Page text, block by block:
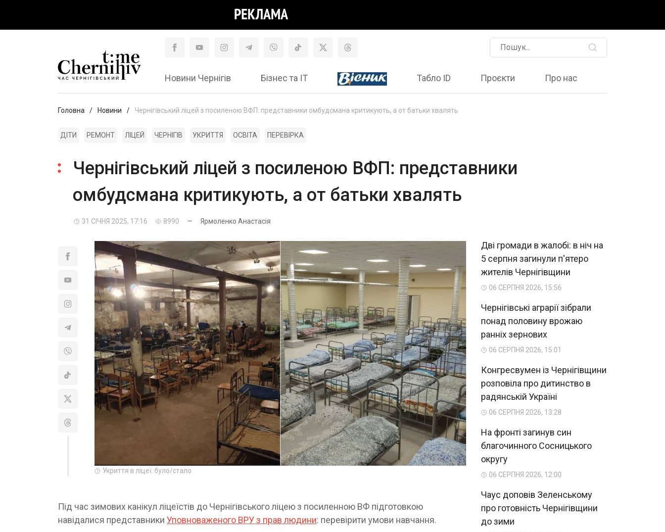
Новини Чернігів Бізнес та ІТ Табло ID Проєкти Про нас
Головна Новини Чернігівський ліцей з посиленою ВФП: представники омбудсмана критикують, а от батьки хвалять
ДІТИ РЕМОНТ ЛІЦЕЙ ЧЕРНІГІВ УКРИТТЯ ОСВІТА ПЕРЕВІРКА
Чернігівський ліцей з посиленою ВФП: представники
омбудсмана критикують, а от батьки хвалять
31 СІЧНЯ 2025, 17:16 8990 — Ярмоленко Анастасія
Укриття в ліцеї: було/стало
Під час зимових канікул ліцеїстів до Чернігівського ліцею з посиленною ВФ підготовкою
навідалися представники Уповноваженого ВРУ з прав людини: перевірити умови навчання.
Дві громади в жалобі: в ніч на
5 серпня загинули п'ятеро
жителів Чернігівщини
06 СЕРПНЯ 2026, 15:56
Чернігівські аграрії зібрали
понад половину врожаю
ранніх зернових
06 СЕРПНЯ 2026, 15:01
Конгресвумен із Чернігівщини
розповіла про дитинство в
радянській Україні
06 СЕРПНЯ 2026, 13:28
На фронті загинув син
благочинного Сосницького
округу
06 СЕРПНЯ 2026, 12:00
Чаус доповів Зеленському
про готовність Чернігівщини
до зими